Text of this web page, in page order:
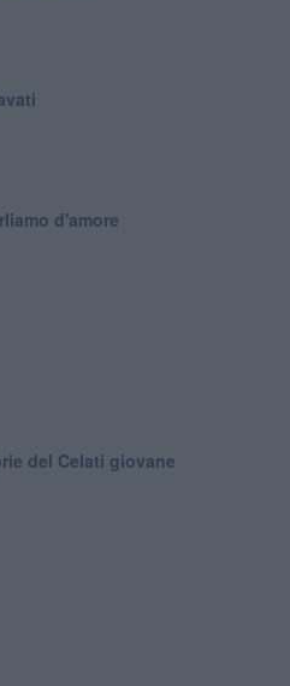
d'amore
del Celati giovane